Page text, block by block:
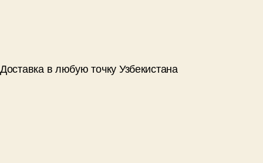
Доставка в любую точку Узбекистана